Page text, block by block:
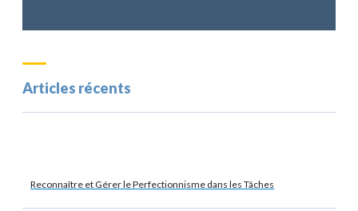
Articles récents
Reconnaître et Gérer le Perfectionnisme dans les Tâches